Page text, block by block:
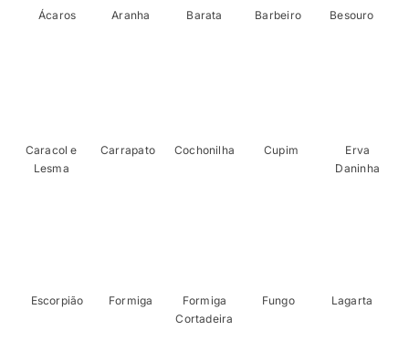
Ácaros Aranha Barata Barbeiro Besouro
Caracol e
Lesma
Carrapato Cochonilha Cupim
Erva
Daninha
Escorpião Formiga
Formiga
Cortadeira
Fungo Lagarta